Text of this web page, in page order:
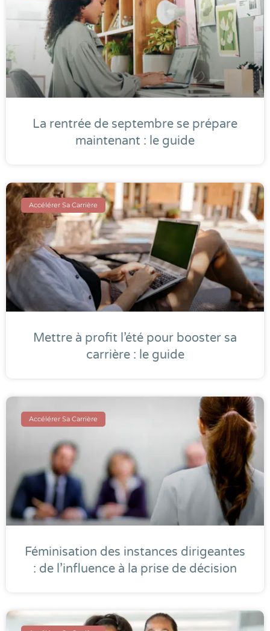
La rentrée de septembre se prépare
maintenant : le guide
Accélérer Sa Carrière
Mettre à profit l’été pour booster sa
carrière : le guide
Accélérer Sa Carrière
Féminisation des instances dirigeantes
: de l’influence à la prise de décision